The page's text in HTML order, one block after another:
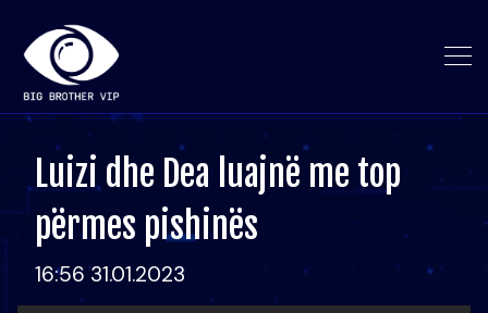
Luizi dhe Dea luajnë me top
përmes pishinës
16:56 31.01.2023